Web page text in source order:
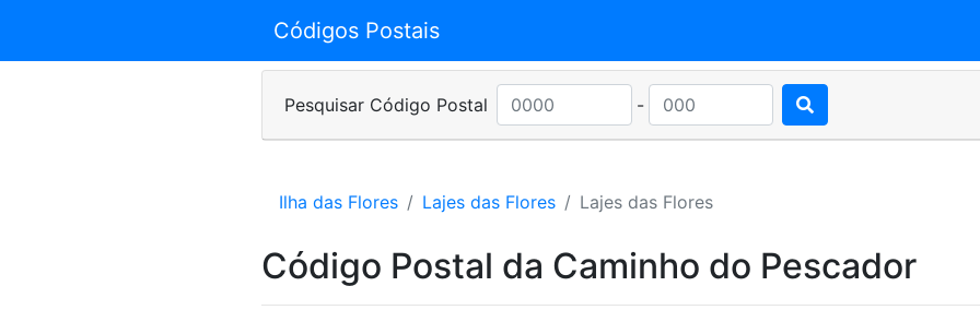
Códigos Postais
Pesquisar Código Postal -
Ilha das Flores Lajes das Flores Lajes das Flores
Código Postal da Caminho do Pescador